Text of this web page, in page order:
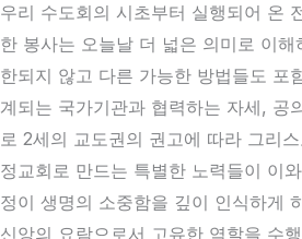
우리 수도회의 시초부터 실행되어 온
한 봉사는 오늘날 더 넓은 의미로 이
한되지 않고 다른 가능한 방법들도 포
계되는 국가기관과 협력하는 자세, 공
로 2세의 교도권의 권고에 따라 그리
정교회로 만드는 특별한 노력들이 이
정이 생명의 소중함을 깊이 인식하게
신앙의 요람으로서 고유한 역할을 수